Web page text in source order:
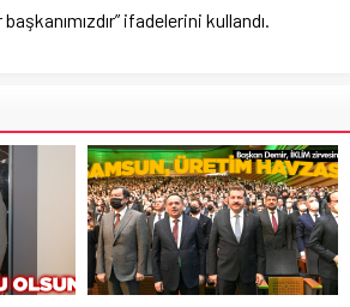
ifadelerini kullandı.